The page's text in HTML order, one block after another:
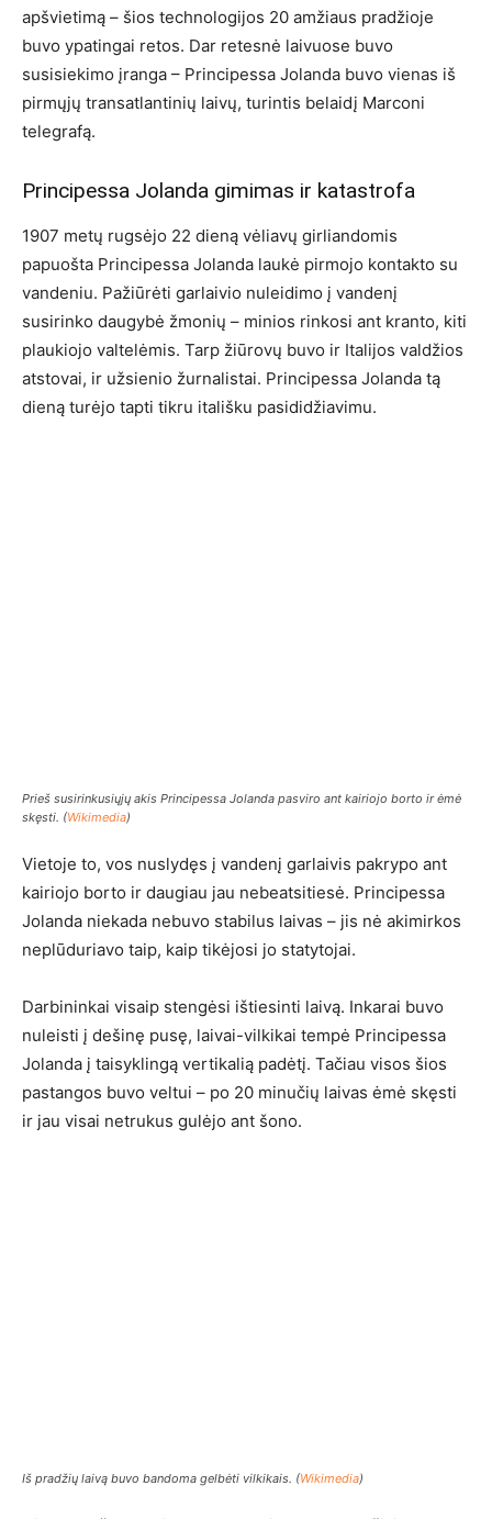
apšvietimą – šios technologijos 20 amžiaus pradžioje
buvo ypatingai retos. Dar retesnė laivuose buvo
susisiekimo įranga – Principessa Jolanda buvo vienas iš
pirmųjų transatlantinių laivų, turintis belaidį Marconi
telegrafą.
Principessa Jolanda gimimas ir katastrofa
1907 metų rugsėjo 22 dieną vėliavų girliandomis
papuošta Principessa Jolanda laukė pirmojo kontakto su
vandeniu. Pažiūrėti garlaivio nuleidimo į vandenį
susirinko daugybė žmonių – minios rinkosi ant kranto, kiti
plaukiojo valtelėmis. Tarp žiūrovų buvo ir Italijos valdžios
atstovai, ir užsienio žurnalistai. Principessa Jolanda tą
dieną turėjo tapti tikru itališku pasididžiavimu.
Prieš susirinkusiųjų akis Principessa Jolanda pasviro ant kairiojo borto ir ėmė
skęsti. (Wikimedia)
Vietoje to, vos nuslydęs į vandenį garlaivis pakrypo ant
kairiojo borto ir daugiau jau nebeatsitiesė. Principessa
Jolanda niekada nebuvo stabilus laivas – jis nė akimirkos
neplūduriavo taip, kaip tikėjosi jo statytojai.
Darbininkai visaip stengėsi ištiesinti laivą. Inkarai buvo
nuleisti į dešinę pusę, laivai-vilkikai tempė Principessa
Jolanda į taisyklingą vertikalią padėtį. Tačiau visos šios
pastangos buvo veltui – po 20 minučių laivas ėmė skęsti
ir jau visai netrukus gulėjo ant šono.
Iš pradžių laivą buvo bandoma gelbėti vilkikais. (Wikimedia)